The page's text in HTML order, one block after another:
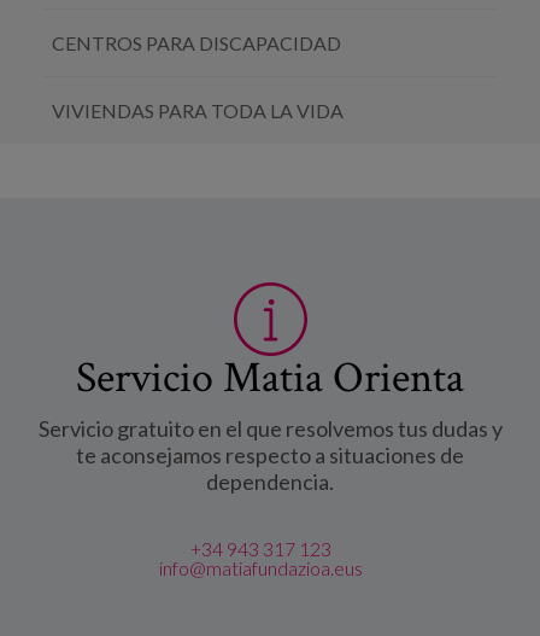
CENTROS PARA DISCAPACIDAD
VIVIENDAS PARA TODA LA VIDA
Servicio Matia Orienta
Servicio gratuito en el que resolvemos tus dudas y
te aconsejamos respecto a situaciones de
dependencia.
+34 943 317 123
info@matiafundazioa.eus